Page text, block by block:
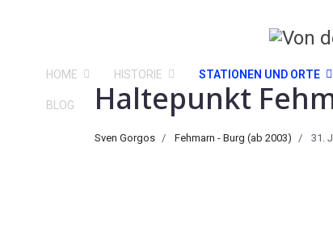
HOME HISTORIE STATIONEN UND ORTE
BLOG Haltepunkt
Sven Gorgos Fehmarn - Burg (ab 2003) 31.